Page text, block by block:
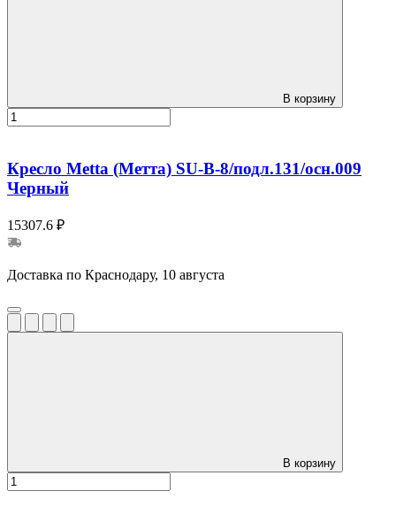
В корзину
Кресло Metta (Метта) SU-B-8/подл.131/осн.009
Черный
15307.6 ₽
Доставка по Краснодару, 10 августа
В корзину